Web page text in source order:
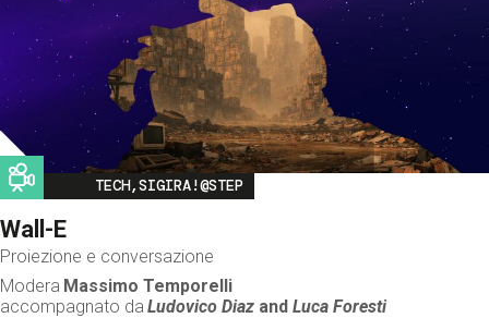
Image
TECH,SIGIRA!@STEP
Wall-E
Proiezione e conversazione
Modera Massimo Temporelli
accompagnato da Ludovico Diaz andLuca Foresti